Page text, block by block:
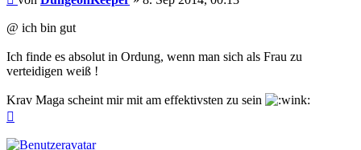
@ ich bin gut
Ich finde es absolut in Ordung, wenn man sich als Frau zu
verteidigen weiß !
Krav Maga scheint mir mit am effektivsten zu sein